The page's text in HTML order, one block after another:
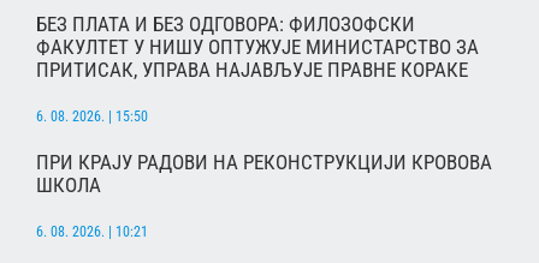
БЕЗ ПЛАТА И БЕЗ ОДГОВОРА: ФИЛОЗОФСКИ
ФАКУЛТЕТ У НИШУ ОПТУЖУЈЕ МИНИСТАРСТВО ЗА
ПРИТИСАК, УПРАВА НАЈАВЉУЈЕ ПРАВНЕ КОРАКЕ
6. 08. 2026. | 15:50
ПРИ КРАЈУ РАДОВИ НА РЕКОНСТРУКЦИЈИ КРОВОВА
ШКОЛА
6. 08. 2026. | 10:21